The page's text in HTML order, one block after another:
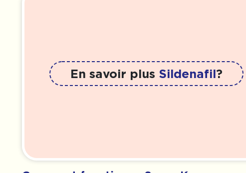
En savoir plus Sildenafil?